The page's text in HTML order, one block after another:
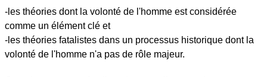
-les théories dont la volonté de l'homme est considérée
comme un élément clé et
-les théories fatalistes dans un processus historique dont la
volonté de l'homme n'a pas de rôle majeur.